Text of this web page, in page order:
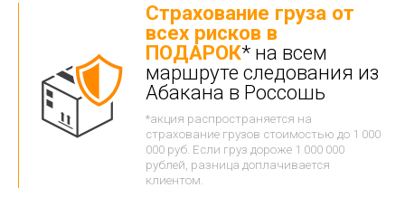
Страхование груза от
всех рисков в
ПОДАРОК* на всем
маршруте следования из
Абакана в Россошь
*акция распространяется на
страхование грузов стоимостью до 1 000
000 руб. Если груз дороже 1 000 000
рублей, разница доплачивается
клиентом.